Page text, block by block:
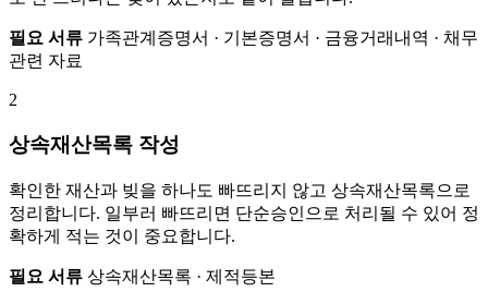
필요 서류 가족관계증명서 · 기본증명서 · 금융거래내역 · 채무
관련 자료
2
상속재산목록 작성
확인한 재산과 빚을 하나도 빠뜨리지 않고 상속재산목록으로
정리합니다. 일부러 빠뜨리면 단순승인으로 처리될 수 있어 정
확하게 적는 것이 중요합니다.
필요 서류 상속재산목록 · 제적등본